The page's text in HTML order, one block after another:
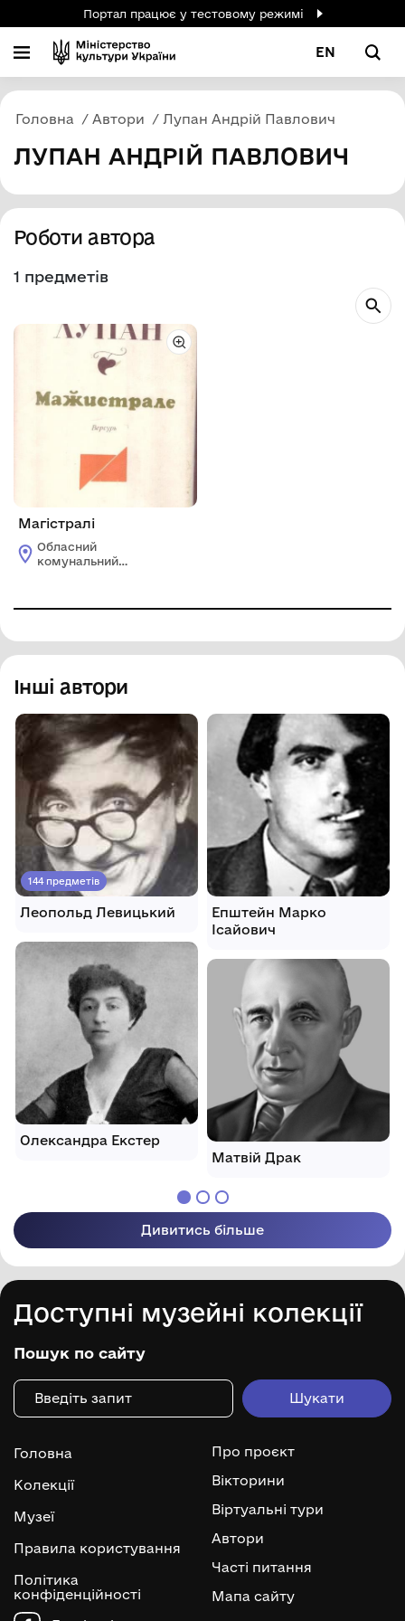
Портал працює у тестовому режимі
EN
Головна Автори Лупан Андрій Павлович
ЛУПАН АНДРІЙ ПАВЛОВИЧ
Роботи автора
1 предметів
Магістралі
Обласний
комунальний
Інші автори
144 предметів
Леопольд Левицький
Олександра Екстер
Епштейн Марко
Ісайович
Матвій Драк
Дивитись більше
Доступні музейні колекції
Пошук по сайту
Головна
Колекції
Музеї
Правила користування
Політика
конфіденційності
Про проєкт
Вікторини
Віртуальні тури
Автори
Часті питання
Мапа сайту